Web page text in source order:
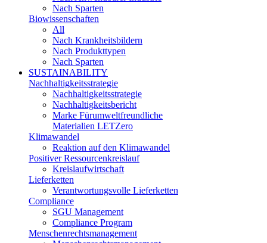
Nach Sparten
Biowissenschaften
All
Nach Krankheitsbildern
Nach Produkttypen
Nach Sparten
SUSTAINABILITY
Nachhaltigkeitsstrategie
Nachhaltigkeitsstrategie
Nachhaltigkeitsbericht​
Marke Fürumweltfreundliche
Materialien LETZero
Klimawandel
Reaktion auf den Klimawandel
Positiver Ressourcenkreislauf
Kreislaufwirtschaft
Lieferketten
Verantwortungsvolle Lieferketten
Compliance
SGU Management
Compliance Program
Menschenrechtsmanagement